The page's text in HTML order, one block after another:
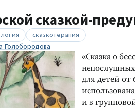
сказкой-
сказкотерапия
Голобородова
«Сказка о
для детей от
и в